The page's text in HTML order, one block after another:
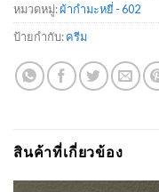
หมวดหมู่:ผ้ากำมะหยี่ - 602
ป้ายกำกับ:ครีม
สินค้าที่เกี่ยวข้อง